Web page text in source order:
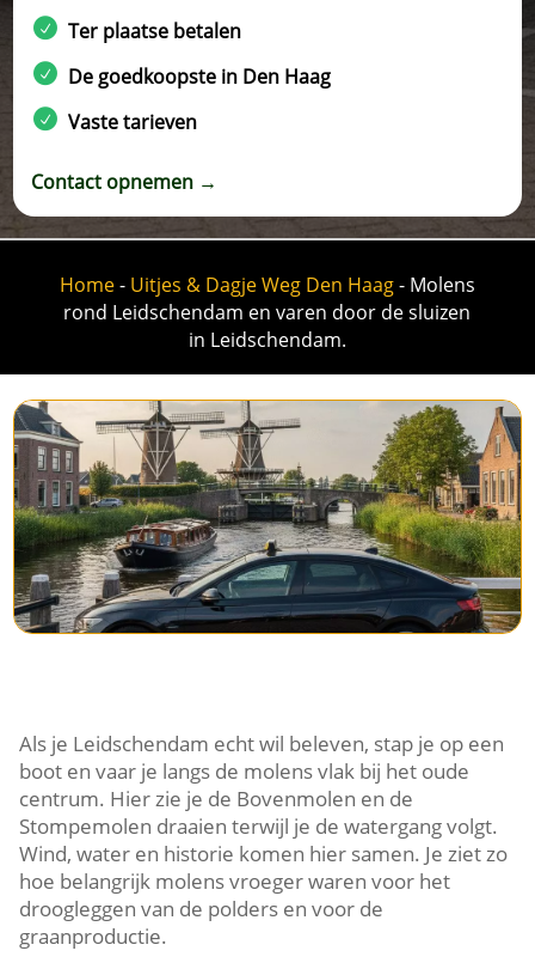
Ter plaatse betalen
De goedkoopste in Den Haag
Vaste tarieven
Contact opnemen →
Home- Uitjes & Dagje Weg Den Haag- Molens
rond Leidschendam en varen door de sluizen
in Leidschendam.
Als je Leidschendam echt wil beleven, stap je op een
boot en vaar je langs de molens vlak bij het oude
centrum.​ Hier zie je de Bovenmolen en de
Stompemolen draaien terwijl je de watergang volgt.​
Wind, water en historie komen hier samen.​ Je ziet zo
hoe belangrijk molens vroeger waren voor het
droogleggen van de polders en voor de
graanproductie.​